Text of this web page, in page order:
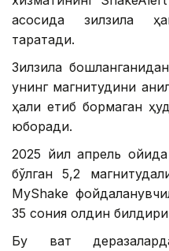
асосида зилзила
тарқатади.
Зилзила
унинг магнитудини
ҳали етиб бормаган
юборади.
2025 йил апрель
бўлган 5,2
MyShake
35 сония олдин
Бу вақт